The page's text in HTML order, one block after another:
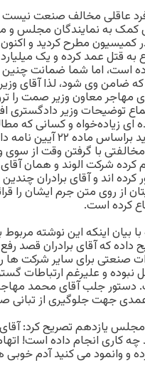
عاقلی مخالف صنعت نیست
کمک به نمایندگان مجلس و
کمیسیون مطرح کردید و
است، اما شما ضمانت چنین
ضامن وی شود، لذا آقای
مهاجر معاون وزیر صمت را
توضیحات وزیر دادگستری
ای زیاده‌خواه و کسانی که
هیات رئیسه مجلس
با گرفتن وقت از سوی
کرده شرکت الوند و همان
از روی متن جرم ایشان را
کرده است.
بیان اینکه این نوشته
داده که آقای برادران قصد
صنعتی برای سایر شرکت
و علیرغم ارتباطات
جلب آقای محمد مهاجر
جهت جلوگیری از تبانی
مجلس یازدهم تصریح کرد:
چه کاری انجام داده است!
و وانمود می کنید آدم